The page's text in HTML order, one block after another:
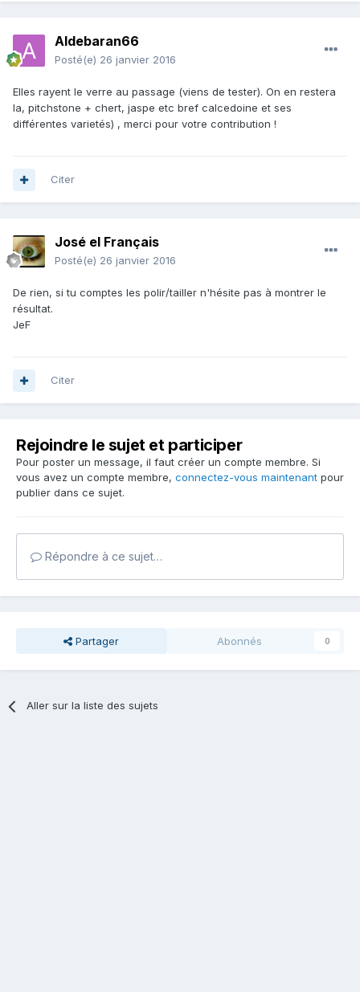
Aldebaran66
Posté(e) 26 janvier 2016
Elles rayent le verre au passage (viens de tester). On en restera
la, pitchstone + chert, jaspe etc bref calcedoine et ses
différentes varietés) , merci pour votre contribution !
Citer
José el Français
Posté(e) 26 janvier 2016
De rien, si tu comptes les polir/tailler n'hésite pas à montrer le
résultat.
JeF
Citer
Rejoindre le sujet et participer
Pour poster un message, il faut créer un compte membre. Si
vous avez un compte membre, connectez-vous maintenant pour
publier dans ce sujet.
Répondre à ce sujet…
Partager Abonnés 0
Aller sur la liste des sujets